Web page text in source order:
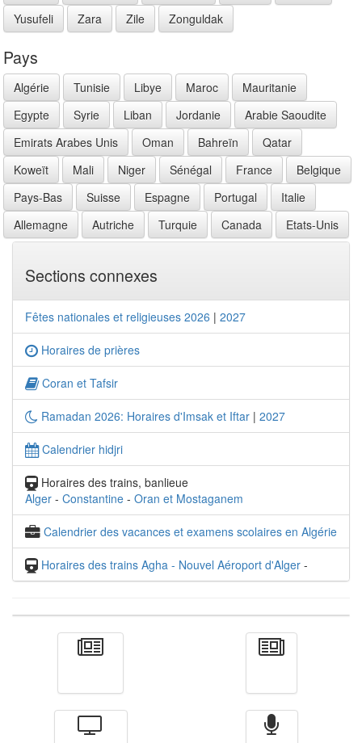
Yusufeli
Zara Zile Zonguldak
Pays
Algérie Tunisie Libye Maroc
Mauritanie
Egypte
Syrie Liban Jordanie
Arabie Saoudite
Emirats Arabes Unis
Oman Bahreïn
Qatar
Koweït
Mali Niger Sénégal France
Belgique
Pays-Bas
Suisse Espagne Portugal
Italie
Allemagne
Autriche Turquie Canada Etats-Unis
Sections connexes
Fêtes nationales et religieuses 2026 | 2027
Horaires de prières
Coran et Tafsir
Ramadan 2026: Horaires d'Imsak et Iftar | 2027
Calendrier hidjri
Horaires des trains, banlieue
Alger - Constantine - Oran et Mostaganem
Calendrier des vacances et examens scolaires en Algérie
Horaires des trains Agha - Nouvel Aéroport d'Alger -